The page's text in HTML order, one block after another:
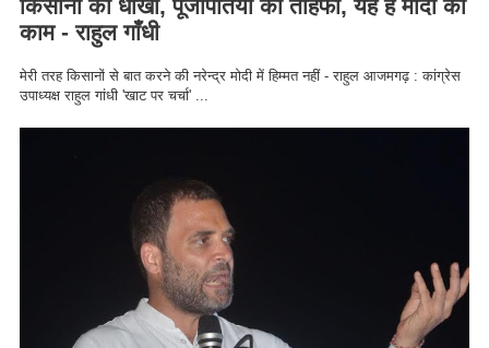
किसानों को धोखा, पूंजीपतियों को तोहफा, यह है मोदी का
काम - राहुल गाँधी
मेरी तरह किसानों से बात करने की नरेन्द्र मोदी में हिम्मत नहीं - राहुल आजमगढ़ : कांग्रेस
उपाध्यक्ष राहुल गांधी 'खाट पर चर्चा' ...